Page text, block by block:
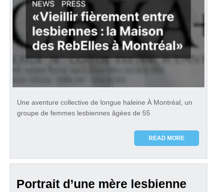
Une aventure collective de longue haleine À Montréal, un
groupe de femmes lesbiennes âgées de 55
READ MORE
Portrait d’une mère lesbienne